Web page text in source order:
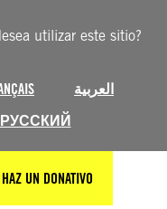
utilizar este sitio?
العربية
РУССКИЙ
HAZ UN DONATIVO